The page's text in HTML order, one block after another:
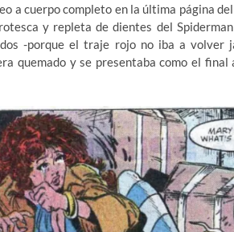
a cuerpo completo en la última página
y repleta de dientes del
-porque el traje rojo no iba a volver
quemado y se presentaba como el